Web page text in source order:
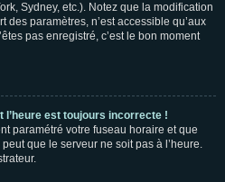
Sydney, etc.). Notez que la modification
paramètres, n’est accessible qu’aux
pas enregistré, c’est le bon moment
l’heure est toujours incorrecte !
paramétré votre fuseau horaire et que
que le serveur ne soit pas à l’heure.